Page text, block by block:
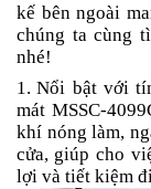
kế bên ngoài
chúng ta cùng
nhé!
1. Nổi bật với
mát MSSC-
khí nóng làm,
cửa, giúp cho
lợi và tiết kiệm